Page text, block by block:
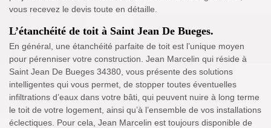
vous recevez le devis toute en détaille.
L’étanchéité de toit à Saint Jean De Bueges.
En général, une étanchéité parfaite de toit est l’unique moyen
pour pérenniser votre construction. Jean Marcelin qui réside à
Saint Jean De Bueges 34380, vous présente des solutions
intelligentes qui vous permet, de stopper toutes éventuelles
infiltrations d’eaux dans votre bâti, qui peuvent nuire à long terme
le toit de votre logement, ainsi qu’à l’ensemble de vos installations
éclectiques. Pour cela, Jean Marcelin est toujours disponible de